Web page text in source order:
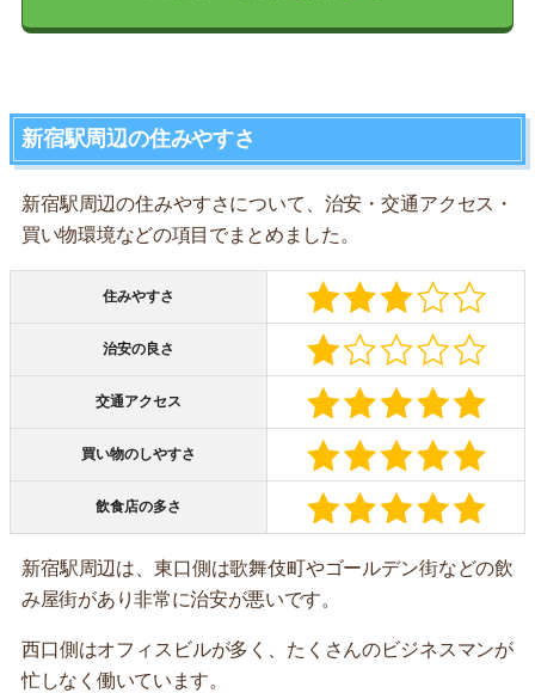
新宿駅周辺の住みやすさ
新宿駅周辺の住みやすさについて、治安・交通アクセス・
買い物環境などの項目でまとめました。
住みやすさ
治安の良さ
交通アクセス
買い物のしやすさ
飲食店の多さ
新宿駅周辺は、東口側は歌舞伎町やゴールデン街などの飲
み屋街があり非常に治安が悪いです。
西口側はオフィスビルが多く、たくさんのビジネスマンが
忙しなく働いています。